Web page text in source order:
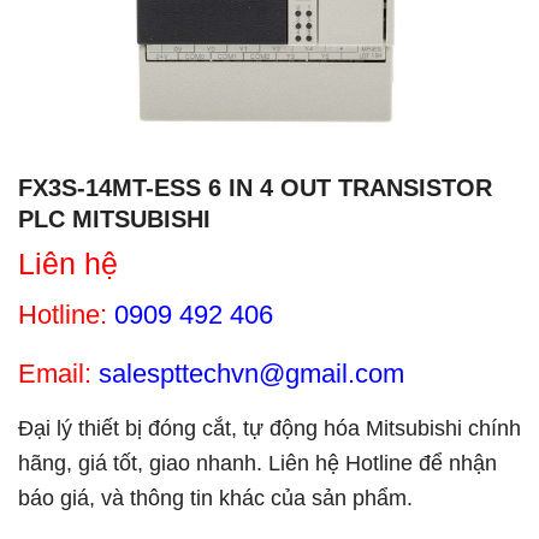
FX3S-14MT-ESS 6 IN 4 OUT TRANSISTOR
PLC MITSUBISHI
Liên hệ
Hotline: 0909 492 406
Email: salespttechvn@gmail.com
Đại lý thiết bị đóng cắt, tự động hóa Mitsubishi chính
hãng, giá tốt, giao nhanh. Liên hệ Hotline để nhận
báo giá, và thông tin khác của sản phẩm.